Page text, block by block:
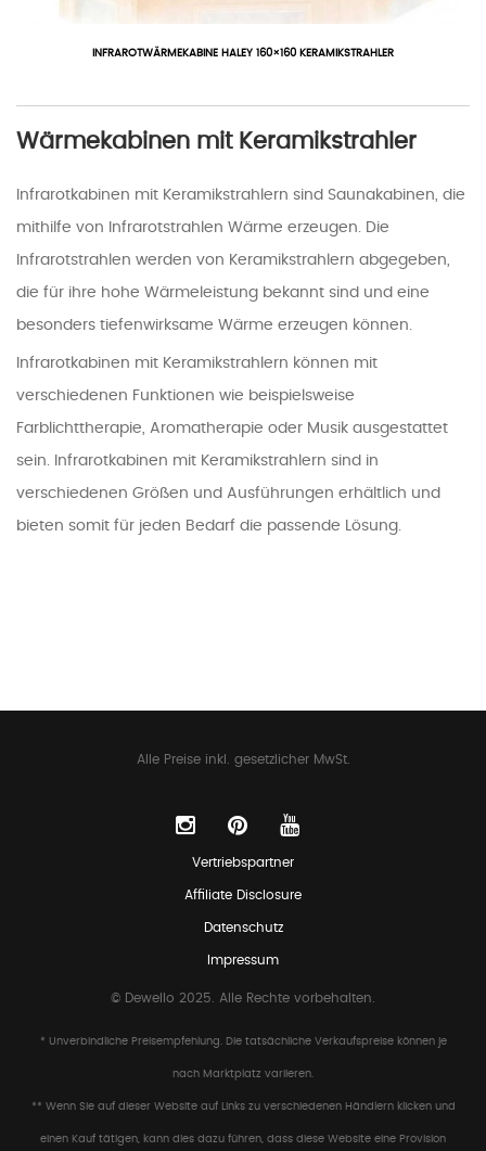
INFRAROTWÄRMEKABINE HALEY 160×160 KERAMIKSTRAHLER
Wärmekabinen mit Keramikstrahler
Infrarotkabinen mit Keramikstrahlern sind Saunakabinen, die
mithilfe von Infrarotstrahlen Wärme erzeugen. Die
Infrarotstrahlen werden von Keramikstrahlern abgegeben,
die für ihre hohe Wärmeleistung bekannt sind und eine
besonders tiefenwirksame Wärme erzeugen können.
Infrarotkabinen mit Keramikstrahlern können mit
verschiedenen Funktionen wie beispielsweise
Farblichttherapie, Aromatherapie oder Musik ausgestattet
sein. Infrarotkabinen mit Keramikstrahlern sind in
verschiedenen Größen und Ausführungen erhältlich und
bieten somit für jeden Bedarf die passende Lösung.
Alle Preise inkl. gesetzlicher MwSt.
Vertriebspartner
Affiliate Disclosure
Datenschutz
Impressum
© Dewello 2025. Alle Rechte vorbehalten.
* Unverbindliche Preisempfehlung. Die tatsächliche Verkaufspreise können je
nach Marktplatz variieren.
** Wenn Sie auf dieser Website auf Links zu verschiedenen Händlern klicken und
einen Kauf tätigen, kann dies dazu führen, dass diese Website eine Provision